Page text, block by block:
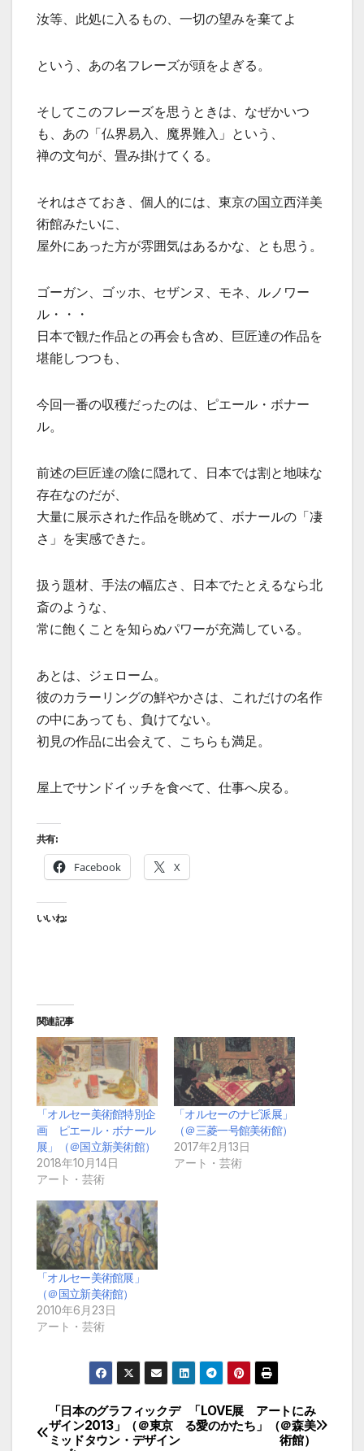
汝等、此処に入るもの、一切の望みを棄てよ
という、あの名フレーズが頭をよぎる。
そしてこのフレーズを思うときは、なぜかいつ
も、あの「仏界易入、魔界難入」という、
禅の文句が、畳み掛けてくる。
それはさておき、個人的には、東京の国立西洋美
術館みたいに、
屋外にあった方が雰囲気はあるかな、とも思う。
ゴーガン、ゴッホ、セザンヌ、モネ、ルノワー
ル・・・
日本で観た作品との再会も含め、巨匠達の作品を
堪能しつつも、
今回一番の収穫だったのは、ピエール・ボナー
ル。
前述の巨匠達の陰に隠れて、日本では割と地味な
存在なのだが、
大量に展示された作品を眺めて、ボナールの「凄
さ」を実感できた。
扱う題材、手法の幅広さ、日本でたとえるなら北
斎のような、
常に飽くことを知らぬパワーが充満している。
あとは、ジェローム。
彼のカラーリングの鮮やかさは、これだけの名作
の中にあっても、負けてない。
初見の作品に出会えて、こちらも満足。
屋上でサンドイッチを食べて、仕事へ戻る。
共有:
Facebook X
いいね:
関連記事
「オルセー美術館特別企
画 ピエール・ボナール
展」（＠国立新美術館）
2018年10月14日
アート・芸術
「オルセーのナビ派展」
（＠三菱一号館美術館）
2017年2月13日
アート・芸術
「オルセー美術館展」
（＠国立新美術館）
2010年6月23日
アート・芸術
投
「LOVE展 アートにみ
る愛のかたち」（＠森美
術館）
「日本のグラフィックデ
ザイン2013」（＠東京
ミッドタウン・デザイン